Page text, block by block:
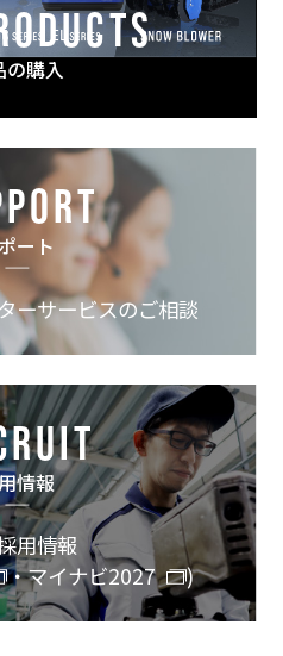
の購入
ート
ーサービスのご相談
情報
用情報
・マイナビ2027 )